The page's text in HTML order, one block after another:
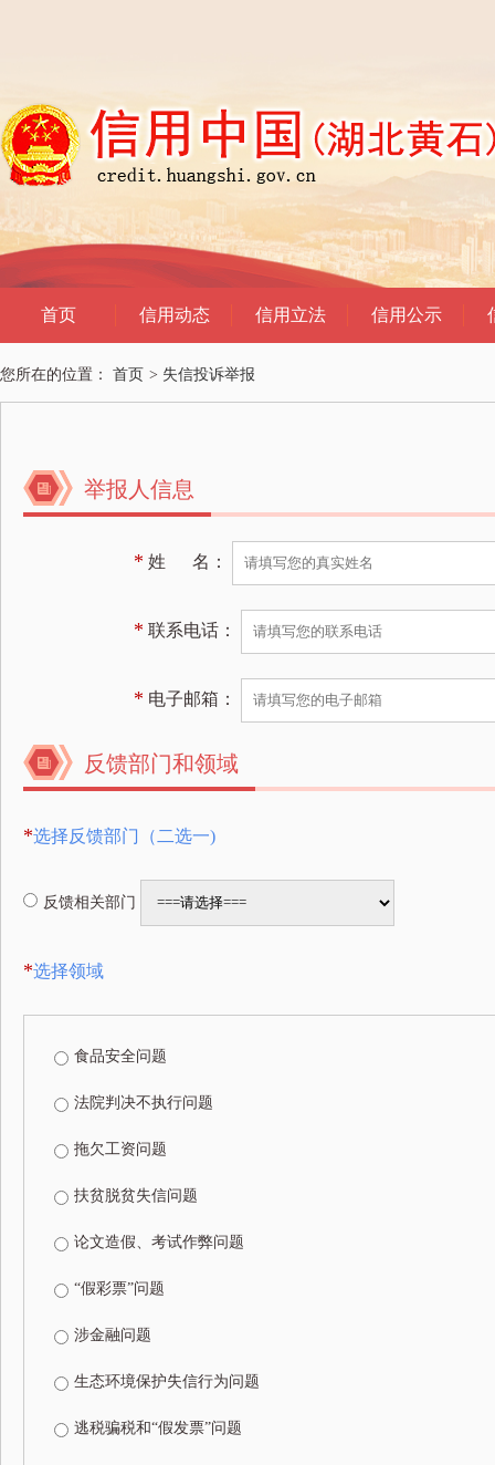
您所在的位置： 首页 > 失信投诉举报
举报人信息
* 姓 名：
* 联系电话：
* 电子邮箱：
反馈部门和领域
*选择反馈部门（二选一)
反馈相关部门
*选择领域
食品安全问题
法院判决不执行问题
拖欠工资问题
扶贫脱贫失信问题
论文造假、考试作弊问题
“假彩票”问题
涉金融问题
生态环境保护失信行为问题
逃税骗税和“假发票”问题